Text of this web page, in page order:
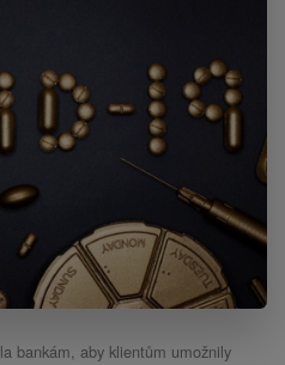
bankám, aby klientům umožnily